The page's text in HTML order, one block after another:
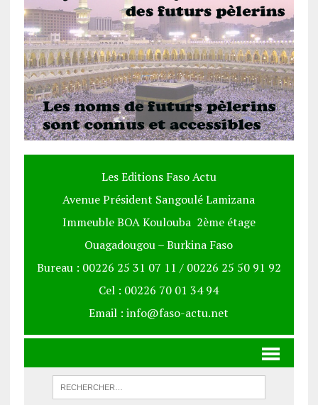
Les Editions Faso Actu
Avenue Président Sangoulé Lamizana
Immeuble BOA Koulouba 2ème étage
Ouagadougou – Burkina Faso
Bureau : 00226 25 31 07 11 / 00226 25 50 91 92
Cel : 00226 70 01 34 94
Email : info@faso-actu.net